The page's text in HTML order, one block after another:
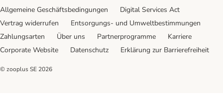
Allgemeine Geschäftsbedingungen
Digital Services Act
Vertrag widerrufen
Entsorgungs- und Umweltbestimmungen
Zahlungsarten
Über uns Partnerprogramme
Karriere
Corporate Website
Datenschutz Erklärung zur Barrierefreiheit
© zooplus SE 2026